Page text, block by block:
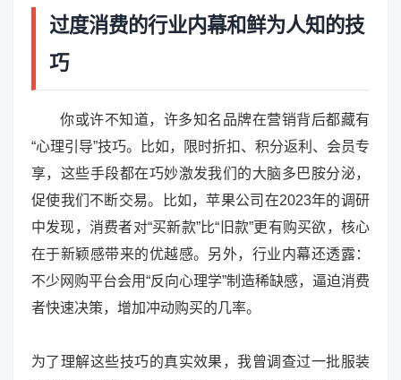
过度消费的行业内幕和鲜为人知的技
巧
你或许不知道，许多知名品牌在营销背后都藏有
“心理引导”技巧。比如，限时折扣、积分返利、会员专
享，这些手段都在巧妙激发我们的大脑多巴胺分泌，
促使我们不断交易。比如，苹果公司在2023年的调研
中发现，消费者对“买新款”比“旧款”更有购买欲，核心
在于新颖感带来的优越感。另外，行业内幕还透露：
不少网购平台会用“反向心理学”制造稀缺感，逼迫消费
者快速决策，增加冲动购买的几率。
为了理解这些技巧的真实效果，我曾调查过一批服装